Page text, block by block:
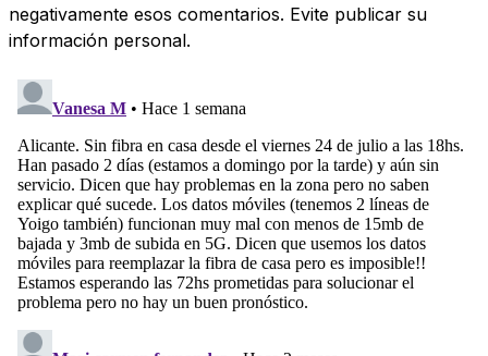
negativamente esos comentarios. Evite publicar su
información personal.